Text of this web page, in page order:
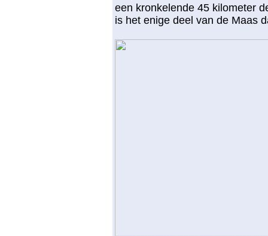
een kronkelende 45 kilometer
is het enige deel van de Maas